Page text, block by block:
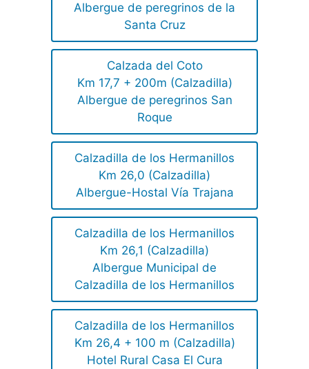
Albergue de peregrinos de la
Santa Cruz
Calzada del Coto
Km 17,7 + 200m (Calzadilla)
Albergue de peregrinos San
Roque
Calzadilla de los Hermanillos
Km 26,0 (Calzadilla)
Albergue-Hostal Vía Trajana
Calzadilla de los Hermanillos
Km 26,1 (Calzadilla)
Albergue Municipal de
Calzadilla de los Hermanillos
Calzadilla de los Hermanillos
Km 26,4 + 100 m (Calzadilla)
Hotel Rural Casa El Cura